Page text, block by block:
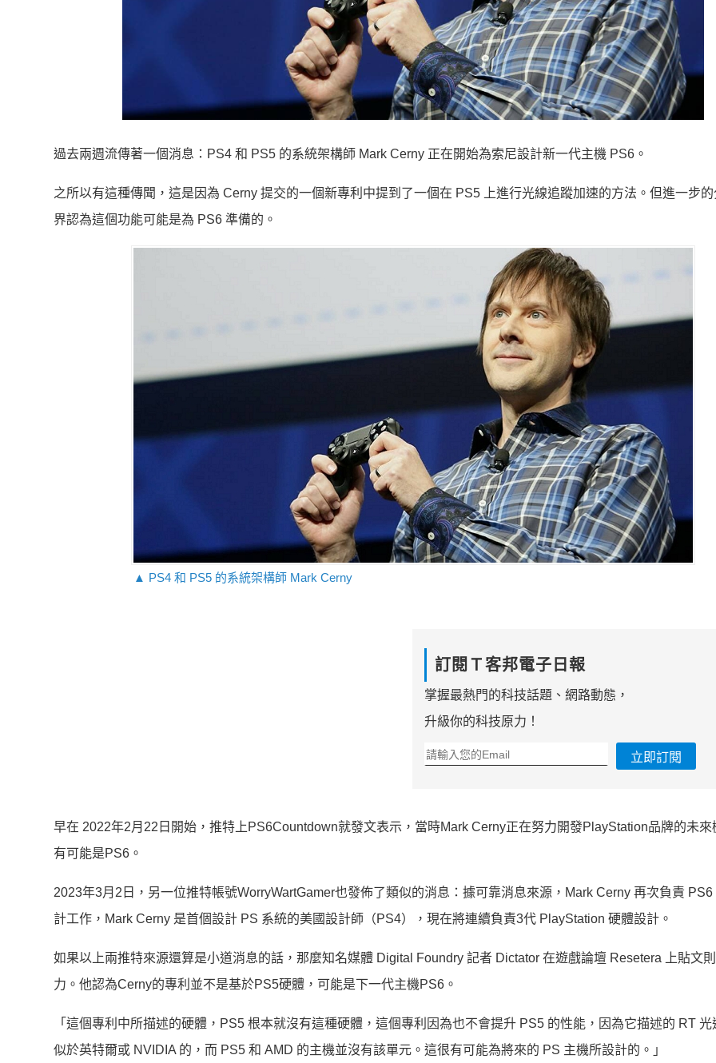
過去兩週流傳著一個消息：PS4 和 PS5 的系統架構師 Mark Cerny 正在開始為索尼設計新一代主機 PS6。
之所以有這種傳聞，這是因為 Cerny 提交的一個新專利中提到了一個在 PS5 上進行光線追蹤加速的方法。但進一步
界認為這個功能可能是為 PS6 準備的。
▲ PS4 和 PS5 的系統架構師 Mark Cerny
訂閱Ｔ客邦電子日報
掌握最熱門的科技話題、網路動態，
升級你的科技原力！
立即訂閱
早在 2022年2月22日開始，推特上PS6Countdown就發文表示，當時Mark Cerny正在努力開發PlayStation品牌的未來
有可能是PS6。
2023年3月2日，另一位推特帳號WorryWartGamer也發佈了類似的消息：據可靠消息來源，Mark Cerny 再次負責 PS6
計工作，Mark Cerny 是首個設計 PS 系統的美國設計師（PS4），現在將連續負責3代 PlayStation 硬體設計。
如果以上兩推特來源還算是小道消息的話，那麼知名媒體 Digital Foundry 記者 Dictator 在遊戲論壇 Resetera 上貼文
力。他認為Cerny的專利並不是基於PS5硬體，可能是下一代主機PS6。
「這個專利中所描述的硬體，PS5 根本就沒有這種硬體，這個專利因為也不會提升 PS5 的性能，因為它描述的 RT 光
似於英特爾或 NVIDIA 的，而 PS5 和 AMD 的主機並沒有該單元。這很有可能為將來的 PS 主機所設計的。」